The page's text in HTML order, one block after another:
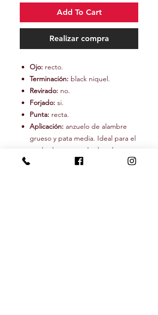
Add To Cart
Realizar compra
Ojo: recto.
Terminación: black niquel.
Revirado: no.
Forjado: si.
Punta: recta.
Aplicación: anzuelo de alambre
grueso y pata media. Ideal para el
atado de moscas de dorado, y
mar.